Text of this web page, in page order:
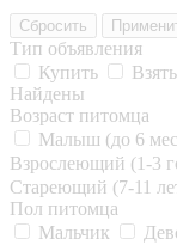
Сбросить
Тип объявления
Купить
Найдены
Возраст питомца
Малыш (до 6
Взрослеющий (1-3
Стареющий (7-11
Пол питомца
Мальчик